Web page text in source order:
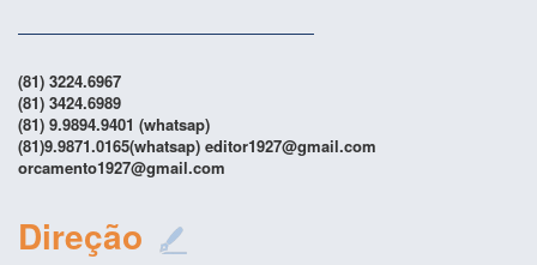
(81) 3224.6967
(81) 3424.6989
(81) 9.9894.9401 (whatsap)
(81)9.9871.0165(whatsap) editor1927@gmail.com
orcamento1927@gmail.com
Direção